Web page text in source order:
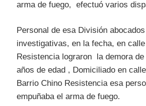
arma de fuego, efectuó varios
Personal de esa División
investigativas, en la fecha, en
Resistencia lograron la demora
años de edad , Domiciliado en
Barrio Chino Resistencia esa
empuñaba el arma de fuego.